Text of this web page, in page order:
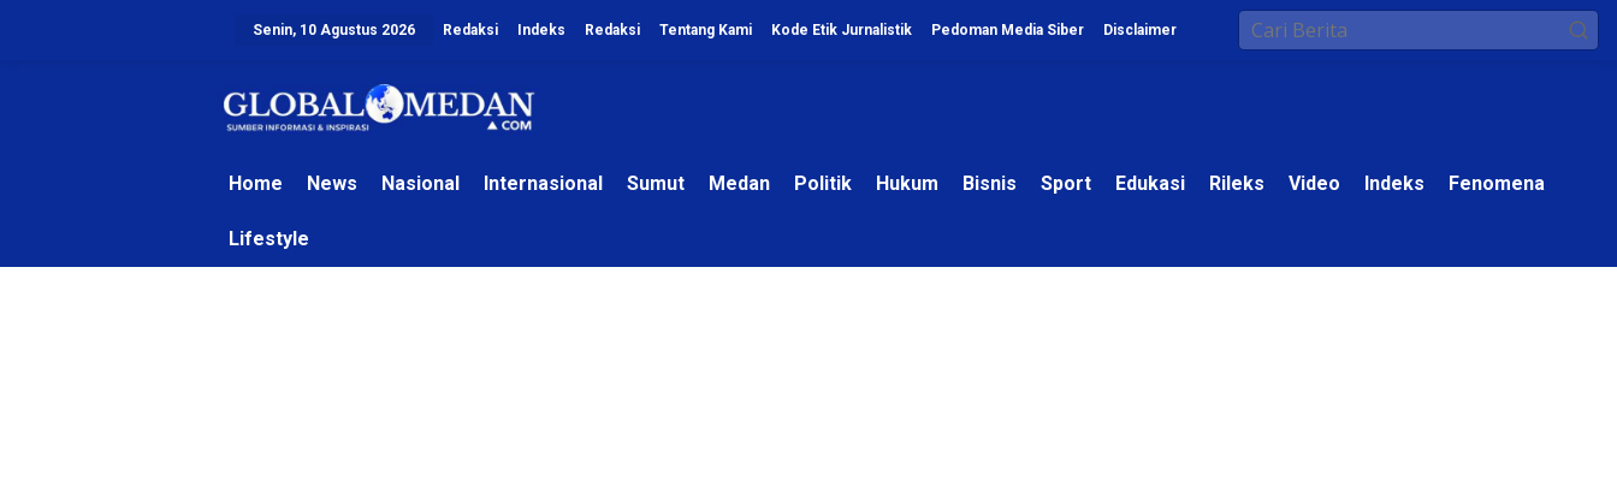
Senin, 10 Agustus 2026 Redaksi Indeks Redaksi Tentang Kami Kode Etik Jurnalistik Pedoman Media Siber Disclaimer
Home News Nasional Internasional Sumut Medan Politik Hukum Bisnis Sport Edukasi Rileks Video Indeks Fenomena
Lifestyle